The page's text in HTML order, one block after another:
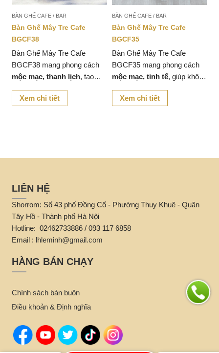
BÀN GHẾ CAFE / BAR
Bàn Ghế Mây Tre Cafe
BGCF38
Bàn Ghế Mây Tre Cafe
BGCF38 mang phong cách
mộc mạc, thanh lịch, tạo
không giangần gũi với thiên
nhiêncho quán cafe, nhà
Xem chi tiết
BÀN GHẾ CAFE / BAR
Bàn Ghế Mây Tre Cafe
BGCF35
Bàn Ghế Mây Tre Cafe
BGCF35 mang phong cách
mộc mạc, tinh tế, giúp không
gian quán cafe, nhà hàng hay
khu vực thư giãn trở nên
Xem chi tiết
LIÊN HỆ
Shorrom: Số 43 phố Đồng Cổ - Phường Thuỵ Khuê - Quận
Tây Hồ - Thành phố Hà Nội
Hotline: 02462733886 / 093 117 6858
Email : lhleminh@gmail.com
HÀNG BÁN CHẠY
Chính sách bán buôn
Điều khoản & Định nghĩa